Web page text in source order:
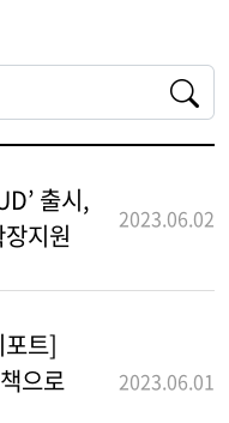
출시,
지원
2023.06.02
트]
으로
2023.06.01